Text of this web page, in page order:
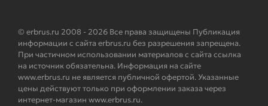
© erbrus.ru 2008 - 2026 Все права защищены Публикация
информации с сайта erbrus.ru без разрешения запрещена.
При частичном использовании материалов с сайта ссылка
на источник обязательна. Информация на сайте
www.erbrus.ru не является публичной офертой. Указанные
цены действуют только при оформлении заказа через
интернет-магазин www.erbrus.ru.